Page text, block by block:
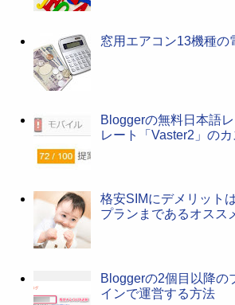
窓用エアコン13機種の
Bloggerの無料日本語
レート「Vaster2」の
格安SIMにデメリット
プランまであるオスス
Bloggerの2個目以降の
インで運営する方法